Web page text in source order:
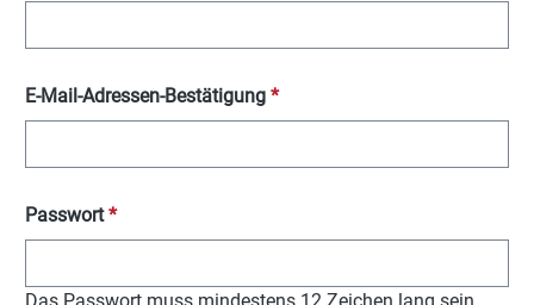
E-Mail-Adressen-Bestätigung *
Passwort*